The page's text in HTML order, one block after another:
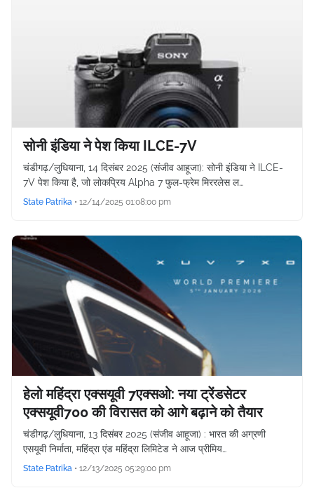
सोनी इंडिया ने पेश किया ILCE-7V
चंडीगढ़/लुधियाना, 14 दिसंबर 2025 (संजीव आहूजा): सोनी इंडिया ने ILCE-
7V पेश किया है, जो लोकप्रिय Alpha 7 फुल-फ्रेम मिररलेस ल…
State Patrika • 12/14/2025 01:08:00 pm
हेलो महिंद्रा एक्सयूवी 7एक्सओ: नया ट्रेंडसेटर
एक्सयूवी700 की विरासत को आगे बढ़ाने को तैयार
चंडीगढ़/लुधियाना, 13 दिसंबर 2025 (संजीव आहूजा) : भारत की अग्रणी
एसयूवी निर्माता, महिंद्रा एंड महिंद्रा लिमिटेड ने आज प्रीमिय…
State Patrika • 12/13/2025 05:29:00 pm